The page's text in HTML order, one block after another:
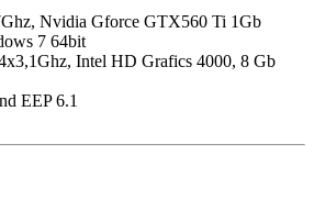
Nvidia Gforce GTX560 Ti 1Gb
7 64bit
Intel HD Grafics 4000, 8 Gb
EEP 6.1